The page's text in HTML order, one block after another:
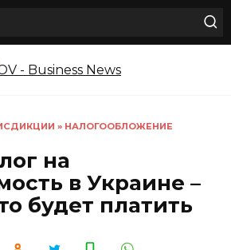
» НАЛОГООБЛОЖЕНИЕ
на
в Украине –
будет платить